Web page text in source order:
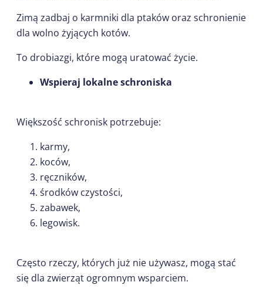
Zimą zadbaj o karmniki dla ptaków oraz schronienie
dla wolno żyjących kotów.
To drobiazgi, które mogą uratować życie.
Wspieraj lokalne schroniska
Większość schronisk potrzebuje:
karmy,
koców,
ręczników,
środków czystości,
zabawek,
legowisk.
Często rzeczy, których już nie używasz, mogą stać
się dla zwierząt ogromnym wsparciem.